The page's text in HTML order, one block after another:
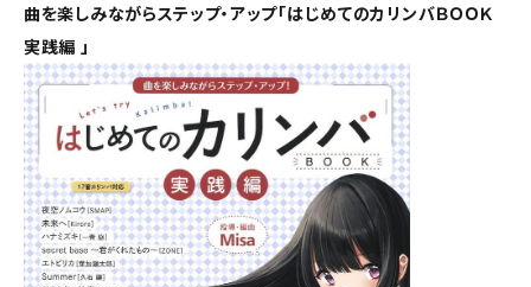
曲を楽しみながらステップ・アップ「はじめてのカリンバＢＯＯＫ
実践編 」